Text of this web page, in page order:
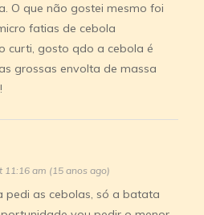
O que não gostei mesmo foi
fatias de cebola
curti, gosto qdo a cebola é
grossas envolta de massa
11:16 am (15 anos ago)
pedi as cebolas, só a batata